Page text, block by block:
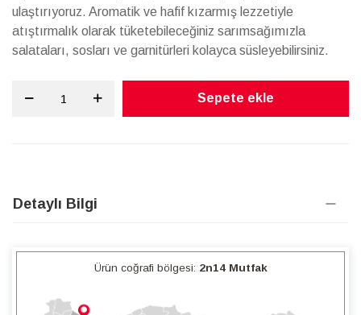
ulaştırıyoruz. Aromatik ve hafif kızarmış lezzetiyle
atıştırmalık olarak tüketebileceğiniz sarımsağımızla
salataları, sosları ve garnitürleri kolayca süsleyebilirsiniz.
Sepete ekle
Detaylı Bilgi
Ürün coğrafi bölgesi: 2n14 Mutfak